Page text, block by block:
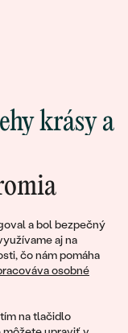
a bol bezpečný
aj na
čo nám pomáha
osobné
na tlačidlo
krásy a